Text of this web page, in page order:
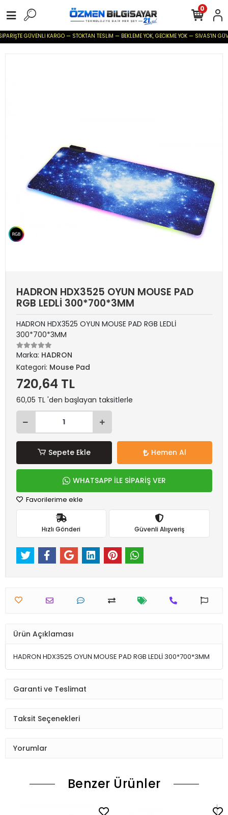
GÜVENLİ KARGO — STOKTAN TESLİM — BEKLEME YOK, GECİKME YOK — SİVAS'IN
0
HADRON HDX3525 OYUN MOUSE PAD
RGB LEDLİ 300*700*3MM
HADRON HDX3525 OYUN MOUSE PAD RGB LEDLİ
300*700*3MM
Marka: HADRON
Kategori: Mouse Pad
720,64 TL
60,05 TL 'den başlayan taksitlerle
Sepete Ekle Hemen Al
WHATSAPP İLE SİPARİŞ VER
Favorilerime ekle
Hızlı Gönderi Güvenli Alışveriş
Ürün Açıklaması
HADRON HDX3525 OYUN MOUSE PAD RGB LEDLİ 300*700*3MM
Garanti ve Teslimat
Taksit Seçenekleri
Yorumlar
Benzer Ürünler